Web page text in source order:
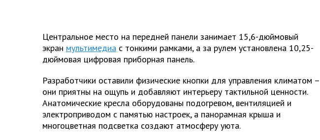
Центральное место на передней панели занимает 15,6-дюймовый
экран мультимедиа с тонкими рамками, а за рулем установлена 10,25-
дюймовая цифровая приборная панель.
Разработчики оставили физические кнопки для управления климатом –
они приятны на ощупь и добавляют интерьеру тактильной ценности.
Анатомические кресла оборудованы подогревом, вентиляцией и
электроприводом с памятью настроек, а панорамная крыша и
многоцветная подсветка создают атмосферу уюта.